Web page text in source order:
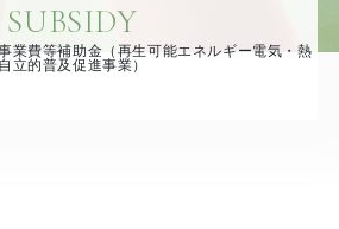
SUBSIDY
業費等補助金（再生可能エネルギー電気・熱
自立的普及促進事業）